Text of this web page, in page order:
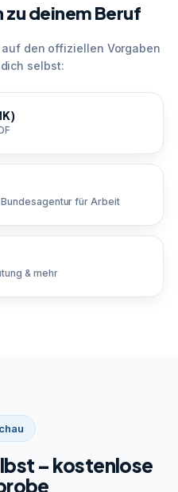
deinem Beruf
den offiziellen Vorgaben
selbst:
für Arbeit
& mehr
– kostenlose